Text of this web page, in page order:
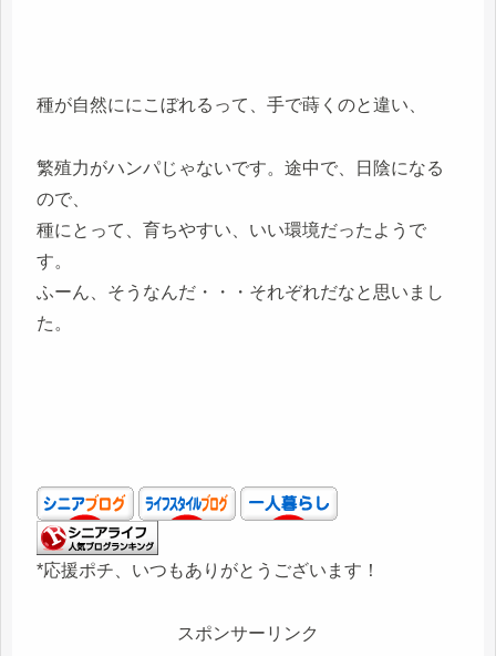
種が自然ににこぼれるって、手で蒔くのと違い、
繁殖力がハンパじゃないです。途中で、日陰になる
ので、
種にとって、育ちやすい、いい環境だったようで
す。
ふーん、そうなんだ・・・それぞれだなと思いまし
た。
*応援ポチ、いつもありがとうございます！
スポンサーリンク